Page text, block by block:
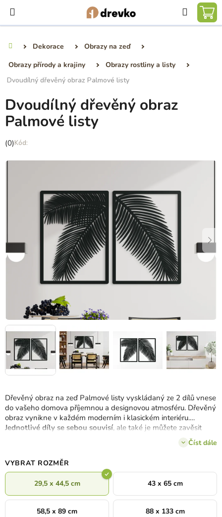
obsah
Hledat
Dekorace
Obrazy na zeď
Obrazy přírody a krajiny
Obrazy rostliny a listy
Dvoudílný dřevěný obraz Palmové listy
Dřevěný obraz na zeď Palmové listy vyskládaný ze 2 dílů vnese
do vašeho domova příjemnou a designovou atmosféru. Dřevěný
obraz vynikne v každém moderním i klasickém interiéru.
Jednotlivé díly se sebou souvisí, ale také je můžete zavěsit
Číst dále
VYBRAT ROZMĚR
29,5 x 44,5 cm 43 x 65 cm
58,5 x 89 cm 88 x 133 cm
Dvoudílný dřevěný obraz
Palmové listy
Průměrné
produktu
(0)